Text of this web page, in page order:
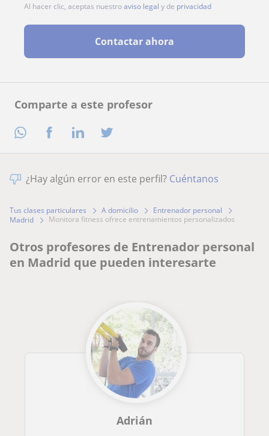
Comparte a este profesor
Al hacer clic, aceptas nuestroaviso legal y de privacidad
Contactar ahora
¿Hay algún error en este perfil? Cuéntanos
Tus clases particulares A domicilio
Entrenador personal
Madrid
monitora fitness ofrece entrenamientos personalizados
Otros profesores de Entrenador personal
en Madrid que pueden interesarte
Adrián